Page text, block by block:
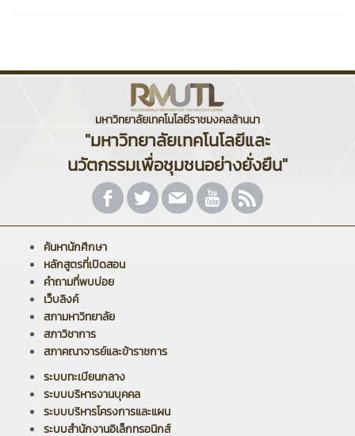
มหาวิทยาลัยเทคโนโลยีราชมงคลล้านนา
"มหาวิทยาลัยเทคโนโลยีและ
นวัตกรรมเพื่อชุมชนอย่างยั่งยืน"
ค้นหานักศึกษา
หลักสูตรที่เปิดสอน
คำถามที่พบบ่อย
เว็บลิงค์
สภามหาวิทยาลัย
สภาวิชาการ
สภาคณาจารย์และข้าราชการ
ระบบทะเบียนกลาง
ระบบบริหารงานบุคคล
ระบบบริหารโครงการและแผน
ระบบสำนักงานอิเล็กทรอนิกส์